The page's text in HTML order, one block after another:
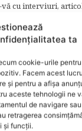
ta
cookie-urile
Facem acest
și pentru a afișa
aceste tehnologii ne
de navigare
retragerea
și funcții.
cu interviuri,
a unor
fi puşi la curent cu
se vor bucura să
a unei mămici
în
ultimele tendinţe în
atent şi
Rubrici: PĂRINŢI